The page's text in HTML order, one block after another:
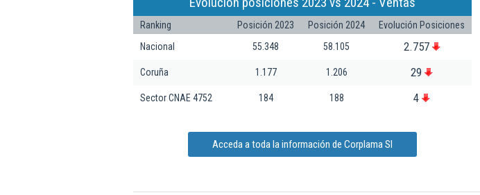
Ranking Posición 2023 Posición 2024
Evolución Posiciones
Nacional
55.348 58.105 2.757
Coruña 1.177 1.206 29
Sector CNAE 4752 184 188 4
Acceda a toda la información de Corplama Sl